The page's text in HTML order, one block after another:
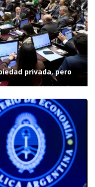
privada, pero